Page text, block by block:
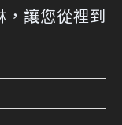
讓您從裡到